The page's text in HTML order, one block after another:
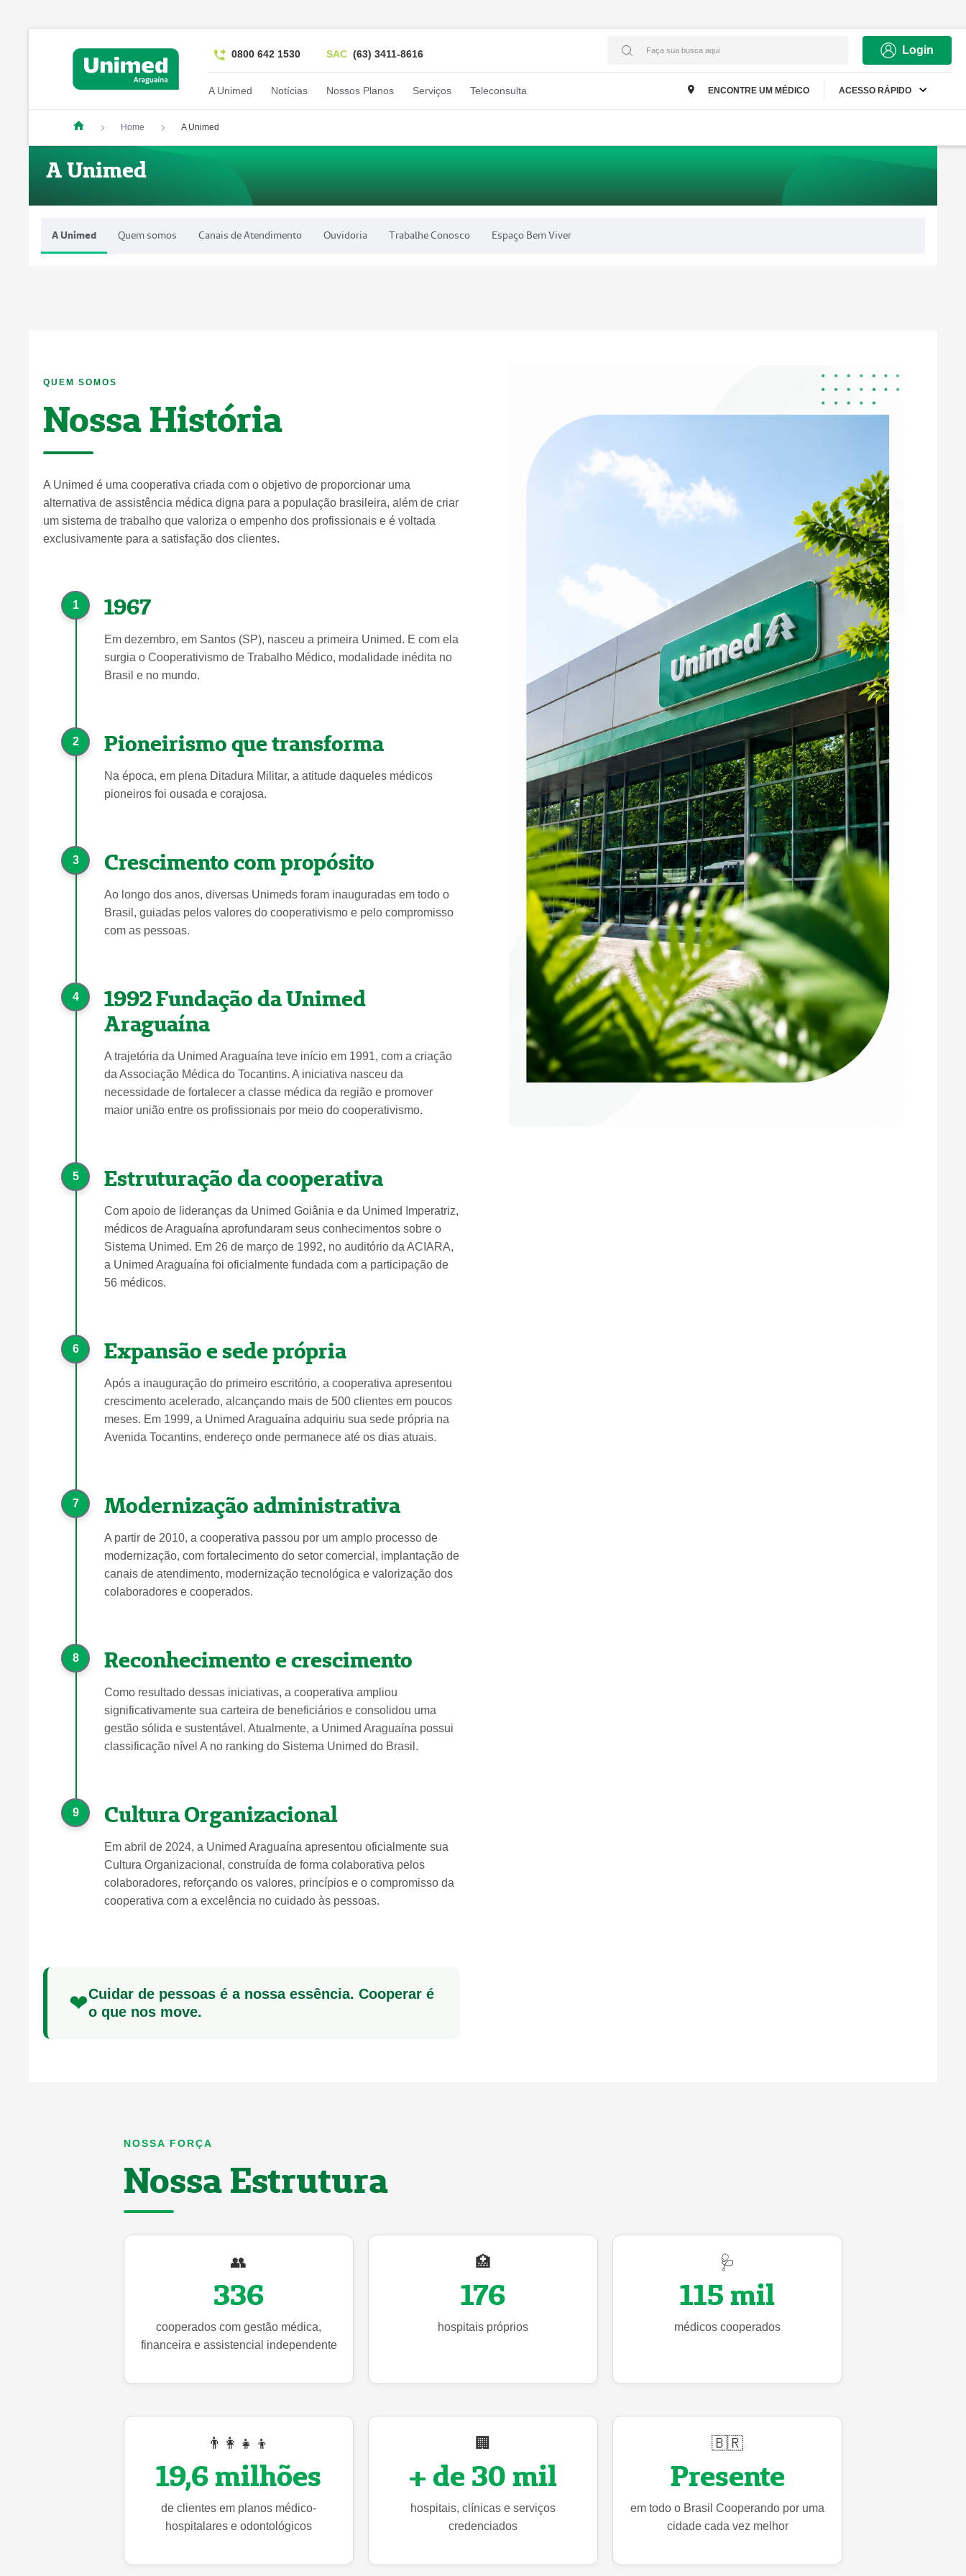
0800 642 1530 SAC (63) 3411-8616 Faça sua busca aqui Login
A Unimed Notícias Nossos Planos Serviços Teleconsulta ENCONTRE UM MÉDICO ACESSO RÁPIDO
Home A Unimed
A Unimed
A Unimed Quem somos Canais de Atendimento Ouvidoria Trabalhe Conosco Espaço Bem Viver
QUEM SOMOS
Nossa História
A Unimed é uma cooperativa criada com o objetivo de proporcionar uma
alternativa de assistência médica digna para a população brasileira, além de criar
um sistema de trabalho que valoriza o empenho dos profissionais e é voltada
exclusivamente para a satisfação dos clientes.
1 1967
Em dezembro, em Santos (SP), nasceu a primeira Unimed. E com ela
surgia o Cooperativismo de Trabalho Médico, modalidade inédita no
Brasil e no mundo.
2 Pioneirismo que transforma
Na época, em plena Ditadura Militar, a atitude daqueles médicos
pioneiros foi ousada e corajosa.
3 Crescimento com propósito
Ao longo dos anos, diversas Unimeds foram inauguradas em todo o
Brasil, guiadas pelos valores do cooperativismo e pelo compromisso
com as pessoas.
4
1992 Fundação da Unimed
Araguaína
A trajetória da Unimed Araguaína teve início em 1991, com a criação
da Associação Médica do Tocantins. A iniciativa nasceu da
necessidade de fortalecer a classe médica da região e promover
maior união entre os profissionais por meio do cooperativismo.
5 Estruturação da cooperativa
Com apoio de lideranças da Unimed Goiânia e da Unimed Imperatriz,
médicos de Araguaína aprofundaram seus conhecimentos sobre o
Sistema Unimed. Em 26 de março de 1992, no auditório da ACIARA,
a Unimed Araguaína foi oficialmente fundada com a participação de
56 médicos.
6 Expansão e sede própria
Após a inauguração do primeiro escritório, a cooperativa apresentou
crescimento acelerado, alcançando mais de 500 clientes em poucos
meses. Em 1999, a Unimed Araguaína adquiriu sua sede própria na
Avenida Tocantins, endereço onde permanece até os dias atuais.
7 Modernização administrativa
A partir de 2010, a cooperativa passou por um amplo processo de
modernização, com fortalecimento do setor comercial, implantação de
canais de atendimento, modernização tecnológica e valorização dos
colaboradores e cooperados.
8 Reconhecimento e crescimento
Como resultado dessas iniciativas, a cooperativa ampliou
significativamente sua carteira de beneficiários e consolidou uma
gestão sólida e sustentável. Atualmente, a Unimed Araguaína possui
classificação nível A no ranking do Sistema Unimed do Brasil.
9 Cultura Organizacional
Em abril de 2024, a Unimed Araguaína apresentou oficialmente sua
Cultura Organizacional, construída de forma colaborativa pelos
colaboradores, reforçando os valores, princípios e o compromisso da
cooperativa com a excelência no cuidado às pessoas.
❤Cuidar de pessoas é a nossa essência. Cooperar é
o que nos move.
NOSSA FORÇA
Nossa Estrutura
👥
336
cooperados com gestão médica,
financeira e assistencial independente
🏥
176
hospitais próprios
🩺
115 mil
médicos cooperados
👨‍👩‍👧‍👦
19,6 milhões
de clientes em planos médico-
hospitalares e odontológicos
🏢
+ de 30 mil
hospitais, clínicas e serviços
credenciados
🇧🇷
Presente
em todo o Brasil Cooperando por uma
cidade cada vez melhor